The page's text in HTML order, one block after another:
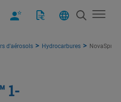
d'aérosols Hydrocarbures
1-